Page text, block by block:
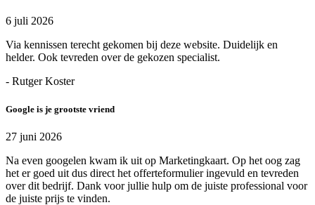
6 juli 2026
Via kennissen terecht gekomen bij deze website. Duidelijk en
helder. Ook tevreden over de gekozen specialist.
- Rutger Koster
Google is je grootste vriend
27 juni 2026
Na even googelen kwam ik uit op Marketingkaart. Op het oog zag
het er goed uit dus direct het offerteformulier ingevuld en tevreden
over dit bedrijf. Dank voor jullie hulp om de juiste professional voor
de juiste prijs te vinden.